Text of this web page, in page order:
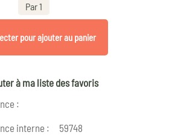
Par 1
pour ajouter au panier
à ma liste des favoris
:
interne :
59748